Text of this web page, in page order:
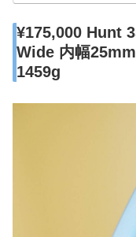
¥175,000 Hunt
Wide 内幅
1459g